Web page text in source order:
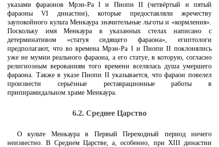
указами фараонов Мрэн-Ра I и Пиопи II (четвёртый и пятый
фараоны VI династии), которые предоставляли жречеству
заупокойного культа Менкаура значительные льготы и «кормления».
Поскольку имя Менкаура в указанных стелах написано с
детерминативом «статуя сидящего фараона», египтологи
предполагают, что во времена Мрэн-Ра I и Пиопи II поклонялись
уже не мумии реального фараона, а его статуе, в которую, согласно
религиозным верованиям того времени вселялась душа умершего
фараона. Также в указе Пиопи II указывается, что фараон повелел
произвести серьёзные реставрационные работы в
припирамидальном храме Менкаура.
6.2. Среднее Царство
О культе Менкаура в Первый Переходный период ничего
неизвестно. В Среднем Царстве, а, особенно, при XIII династии